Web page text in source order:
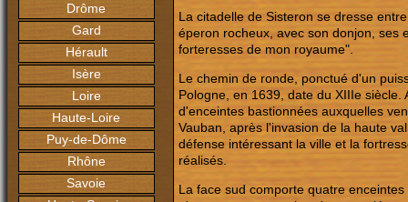
Drôme
Gard
Hérault
Isère
Loire
Haute-Loire
Puy-de-Dôme
Rhône
Savoie
La citadelle de Sisteron se dresse
éperon rocheux, avec son donjon, ses
forteresses de mon royaume".
Le chemin de ronde, ponctué d'un
Pologne, en 1639, date du XIIIe
d'enceintes bastionnées auxquelles
Vauban, après l'invasion de la haute
défense intéressant la ville et la
réalisés.
La face sud comporte quatre